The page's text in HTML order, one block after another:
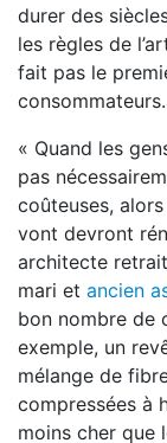
durer des
les règles de
fait pas le
consommateurs.
« Quand les
pas
coûteuses,
vont devront
architecte
mari et ancien
bon nombre de
exemple, un
mélange de
compressées à
moins cher que